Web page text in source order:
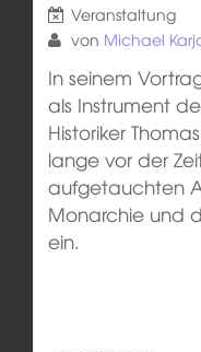
Veranstaltung
von Michael
In seinem
als Instrument
Historiker
lange vor der
aufgetauchten
Monarchie und
ein.